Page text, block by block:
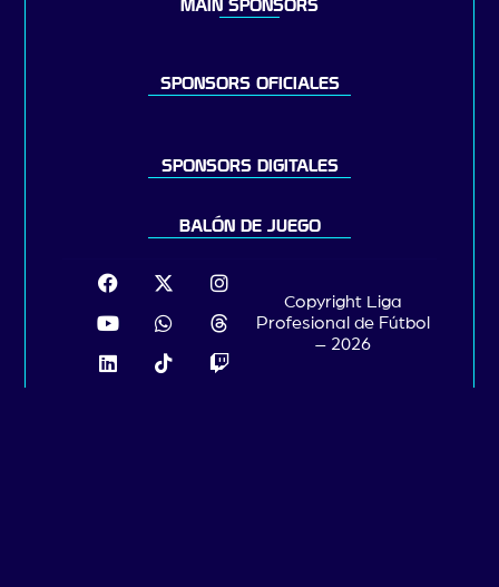
MAIN SPONSORS
SPONSORS OFICIALES
SPONSORS DIGITALES
BALÓN DE JUEGO
Copyright Liga
Profesional de Fútbol
– 2026